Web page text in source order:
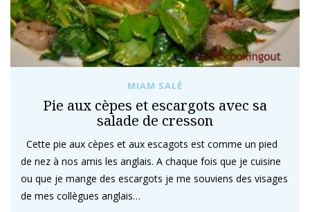
MIAM SALÉ
Pie aux cèpes et escargots avec sa
salade de cresson
Cette pie aux cèpes et aux escagots est comme un pied
de nez à nos amis les anglais. A chaque fois que je cuisine
ou que je mange des escargots je me souviens des visages
de mes collègues anglais…